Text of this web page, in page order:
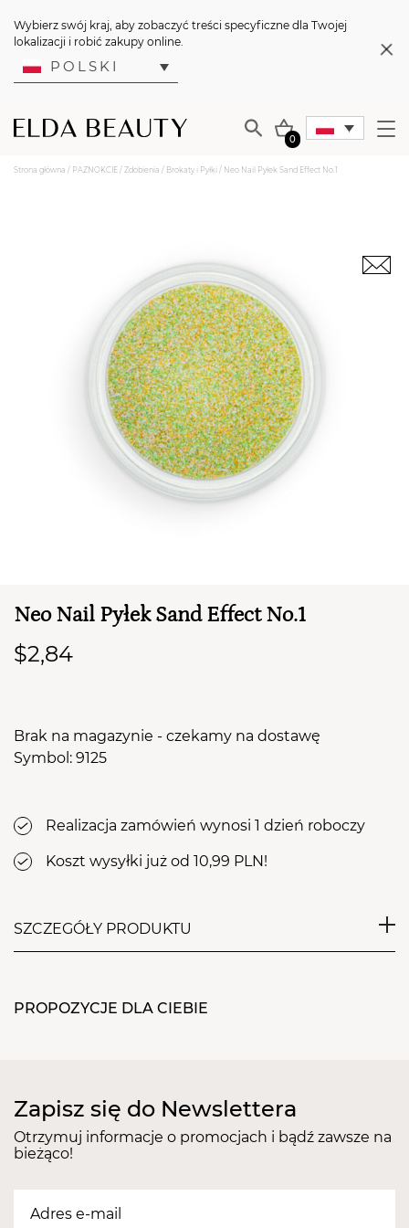
Wybierz swój kraj, aby zobaczyć treści specyficzne dla Twojej
lokalizacji i robić zakupy online.
POLSKI
0
Strona główna / PAZNOKCIE / Zdobienia / Brokaty i Pyłki / Neo Nail Pyłek Sand Effect No.1
Neo Nail Pyłek Sand Effect No.1
$2,84
Brak na magazynie - czekamy na dostawę
Symbol: 9125
Realizacja zamówień wynosi 1 dzień roboczy
Koszt wysyłki już od 10,99 PLN!
SZCZEGÓŁY PRODUKTU
efektowne stylizacje, które przyciągną zaciekawione
Konsystencja: Sypka, wyczuwalna struktura
drobnego piasku.
Zastosowanie:
2. Nałożyć cienką warstwę HARD BASE i utwardzić
PROPOZYCJE DLA CIEBIE
Zapisz się do Newslettera
Otrzymuj informacje o promocjach i bądź zawsze na
bieżąco!